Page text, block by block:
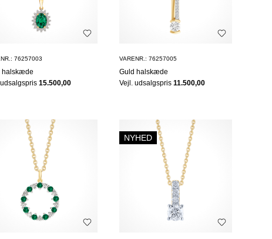
76257003
halskæde
15.500,00
VARENR.: 76257005
Guld halskæde
Vejl. udsalgspris 11.500,00
NYHED